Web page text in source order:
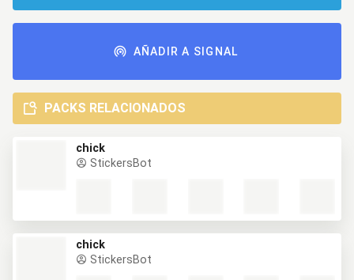
AÑADIR A SIGNAL
PACKS RELACIONADOS
chick
StickersBot
chick
StickersBot